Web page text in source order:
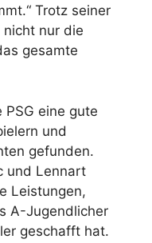
Trotz seiner
nur die
gesamte
PSG eine gute
und
gefunden.
und Lennart
Leistungen,
A-Jugendlicher
geschafft hat.